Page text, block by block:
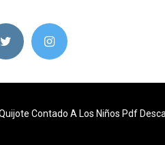
Contado A Los Niños Pdf